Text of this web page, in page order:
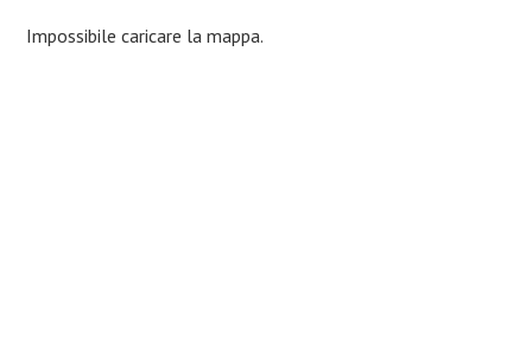
Impossibile caricare la mappa.